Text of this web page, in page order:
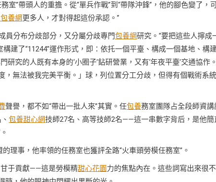
室”帶頭人的重擔。從“單兵作戰”到“帶隊沖鋒”，他的腳色變了，
養網更多人，才對得起這份承認。”
員分布分歧部分，又分屬分歧專門包養網研究。“要把這些人擰成
建了“11244”運作形式，即：依托一個平臺、構成一個基地、構
研究的人既有本身的‘小圈子’鉆研營業，又有‘年夜平臺’交通協作。
無法被我完美平衡。」球，列位置分工分歧，但得有個戰術系統
聲譽，都不如“帶出一批人來”其實。任包養務室團隊占全段師資講
包養甜心網技師27名、高等技師2名——這一串數字背后，是他簡
理事，他率領的任務室也獲評全路“火車頭勞模任務室”。
甘于貢獻——這是勞模精甜心花園力的焦點內在。這些詞寫出來很不